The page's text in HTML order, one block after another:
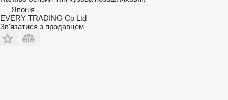
Японія
EVERY TRADING Co Ltd
Зв'язатися з продавцем